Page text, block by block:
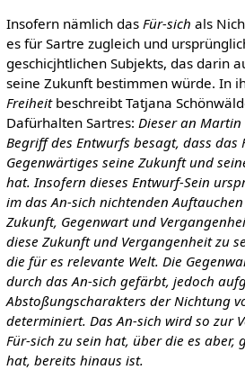
Insofern nämlich das Für-sich als
es für Sartre zugleich und
geschicjhtlichen Subjekts, das darin
seine Zukunft bestimmen würde. In
Freiheitbeschreibt Tatjana
Dafürhalten Sartres: Dieser an
Begriff des Entwurfs besagt, dass das
Gegenwärtiges seine Zukunft und
hat. Insofern dieses Entwurf-Sein
im das An-sich nichtenden
Zukunft, Gegenwart und
diese Zukunft und Vergangenheit zu
die für es relevante Welt. Die
durch das An-sich gefärbt, jedoch
Abstoßungscharakters der Nichtung
determiniert. Das An-sich wird so zur
Für-sich zu sein hat, über die es aber,
hat, bereits hinaus ist.